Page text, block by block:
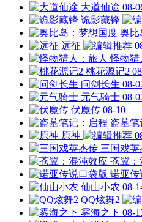
大道仙途 08-
诡影藏锋
奥比
远征
怪物猎
桃花源记2
问剑长生 08-
元气骑士 08-
伏魔传 08-10
盗墓笔
原神
三国戏英
苍翼：
诺亚传
仙山小农 08-
QQ炫舞2
雾海之下 08-